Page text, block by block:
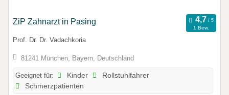
ZiP Zahnarzt in Pasing
1 Bew.
Prof. Dr. Dr. Vadachkoria
81241 München, Bayern, Deutschland
Geeignet für: Kinder
Rollstuhlfahrer
Schmerzpatienten